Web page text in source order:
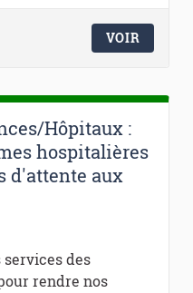
VOIR
Hôpitaux :
hospitalières
d'attente aux
services des
rendre nos